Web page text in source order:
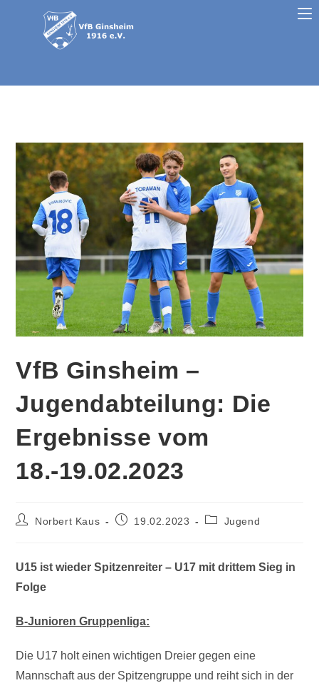
VfB Ginsheim –
Jugendabteilung: Die
Ergebnisse vom
18.-19.02.2023
Norbert Kaus 19.02.2023 Jugend
U15 ist wieder Spitzenreiter – U17 mit drittem Sieg in
Folge
B-Junioren Gruppenliga:
Die U17 holt einen wichtigen Dreier gegen eine
Mannschaft aus der Spitzengruppe und reiht sich in der